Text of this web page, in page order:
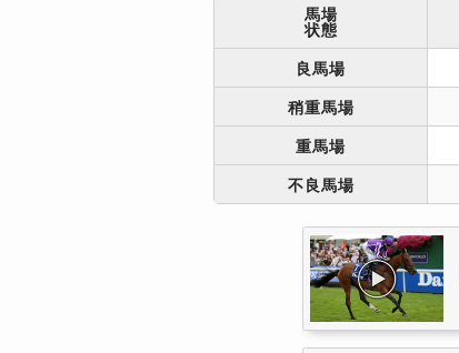
馬場
状態
良馬場
稍重馬場
重馬場
不良馬場